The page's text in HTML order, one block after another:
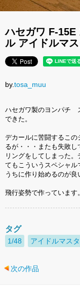
ハセガワ F-15E
ル アイドルマ
by.tosa_muu
ハセガワ製のヨンパチ
できた。
デカールに苦闘するこ
るが・・・またも失敗
リングをしてしまった
てもこういうスペシャ
うちに作り始めるのが良
飛行姿勢で作っています。
タグ
1/48 アイドルマス
次の作品